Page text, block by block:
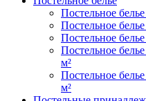
Постельное
Постельное
Постельное
Постельное
м²
Постельное
м²